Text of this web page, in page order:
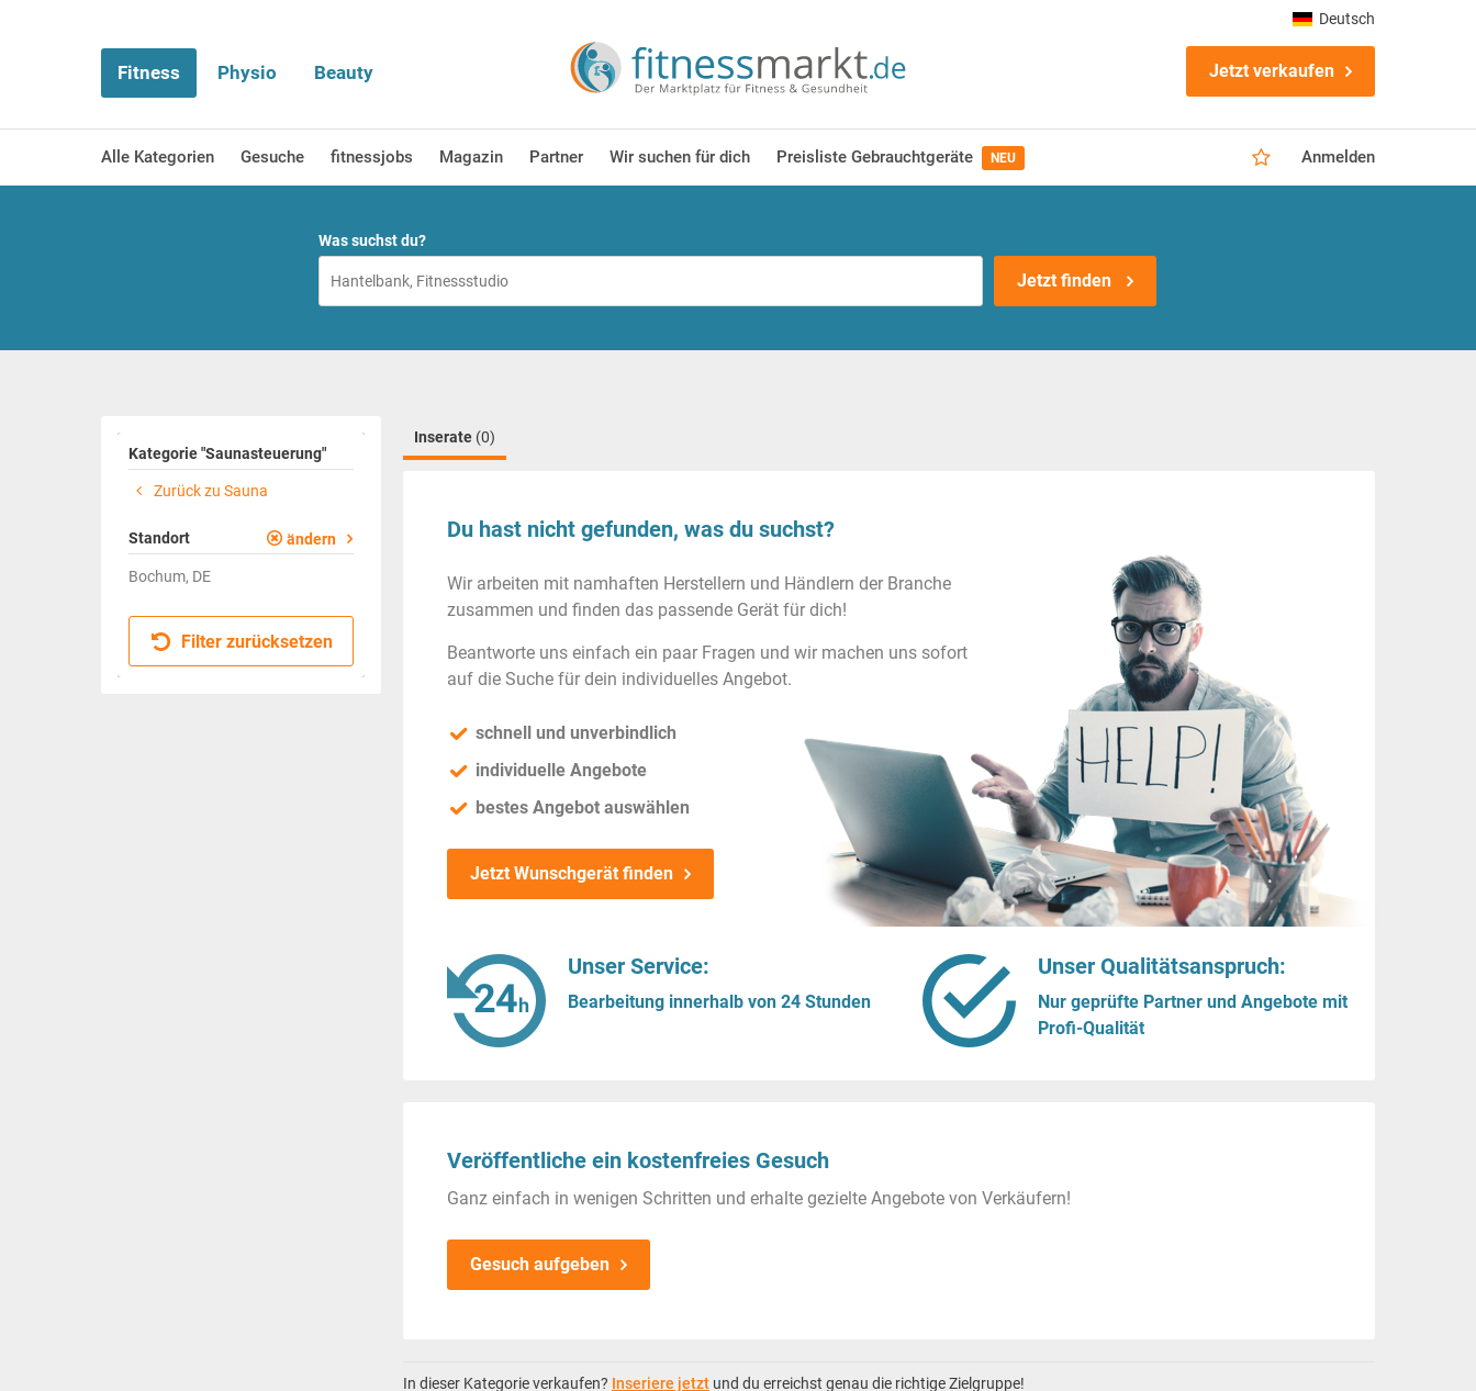
Fitness Physio Beauty Jetzt verkaufen
Alle Kategorien Gesuche fitnessjobs Magazin Partner Wir suchen für dich Preisliste Gebrauchtgeräte NEU Anmelden
Deutsch
Was suchst du?
Jetzt finden
Kategorie "Saunasteuerung"
Zurück zu Sauna
Standort ändern
Bochum, DE
Filter zurücksetzen
Inserate (0)
Du hast nicht gefunden, was du suchst?
Wir arbeiten mit namhaften Herstellern und Händlern der Branche
zusammen und finden das passende Gerät für dich!
Beantworte uns einfach ein paar Fragen und wir machen uns sofort
auf die Suche für dein individuelles Angebot.
schnell und unverbindlich
individuelle Angebote
bestes Angebot auswählen
Jetzt Wunschgerät finden
Unser Service:
Bearbeitung innerhalb von 24 Stunden
Unser Qualitätsanspruch:
Nur geprüfte Partner und Angebote mit
Profi-Qualität
Veröffentliche ein kostenfreies Gesuch
Ganz einfach in wenigen Schritten und erhalte gezielte Angebote von Verkäufern!
Gesuch aufgeben
In dieser Kategorie verkaufen? Inseriere jetzt und du erreichst genau die richtige Zielgruppe!